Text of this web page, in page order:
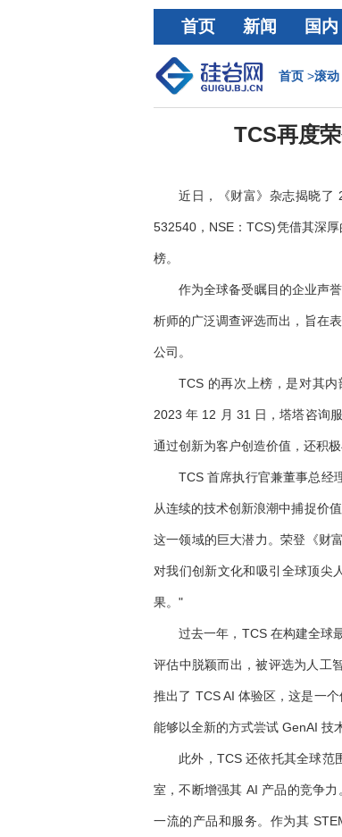
首页 新闻 国内
经济
首页>滚动
TCS再度
近日，《财富》杂志揭晓了
532540，NSE：TCS)凭借其深
榜。
作为全球备受瞩目的企业声
析师的广泛调查评选而出，旨在
公司。
TCS 的再次上榜，是对其
2023 年 12 月 31 日，塔塔咨询
通过创新为客户创造价值，还积
TCS 首席执行官兼董事总经
从连续的技术创新浪潮中捕捉价
这一领域的巨大潜力。荣登《财
对我们创新文化和吸引全球顶尖
果。"
过去一年，TCS 在构建全球
评估中脱颖而出，被评选为人工
推出了 TCS AI 体验区，这是一
能够以全新的方式尝试 GenAI 技
此外，TCS 还依托其全球
室，不断增强其 AI 产品的竞争
一流的产品和服务。作为其